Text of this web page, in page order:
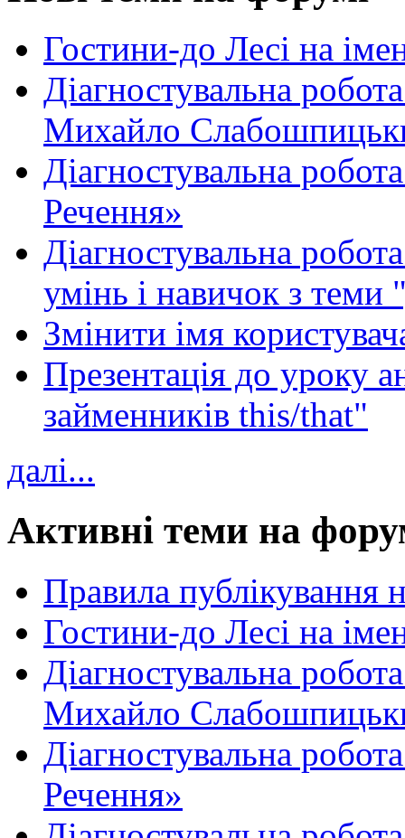
Гостини-до Лесі на
Діагностувальна
Михайло
Діагностувальна
Речення»
Діагностувальна
умінь і навичок з теми
Змінити імя
Презентація до уроку
займенників this/that"
далі...
Активні теми на
Правила публікування
Гостини-до Лесі на
Діагностувальна
Михайло
Діагностувальна
Речення»